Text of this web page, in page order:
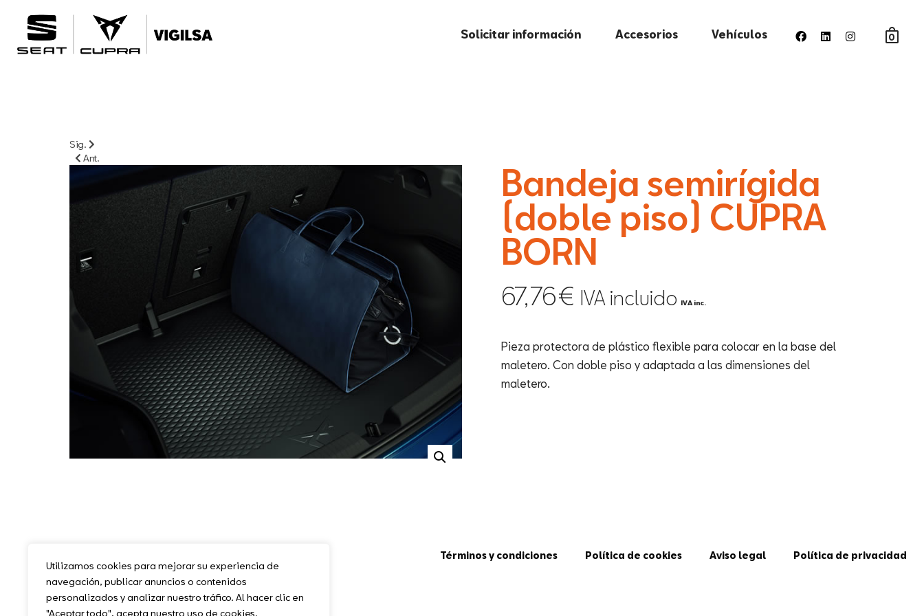
Utilizamos cookies para mejorar su experiencia de
navegación, publicar anuncios o contenidos
personalizados y analizar nuestro tráfico. Al hacer clic en
"Aceptar todo", acepta nuestro uso de cookies.
0
Solicitar información Accesorios Vehículos
Sig.
Ant.
Bandeja semirígida
(doble piso) CUPRA
BORN
67,76€ IVA incluido IVA inc.
Pieza protectora de plástico flexible para colocar en la base del
maletero. Con doble piso y adaptada a las dimensiones del
maletero.
Política de privacidad
Aviso legal
Política de cookies
Términos y condiciones